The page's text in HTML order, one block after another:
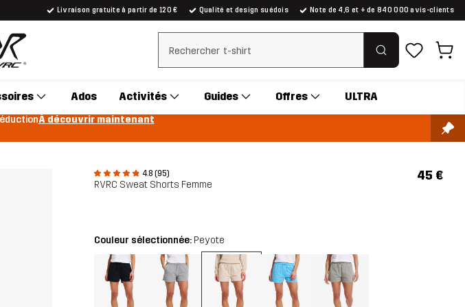
Livraison gratuite à partir de 120 € Qualité et design suédois Note de 4,6 et + de 840 000 avis-clients
Effacer la recherche
Ados Activités Guides Offres ULTRA
À découvrir maintenant
4.8 (95)
RVRC Sweat Shorts Femme
45 €
Couleur sélectionnée: Peyote